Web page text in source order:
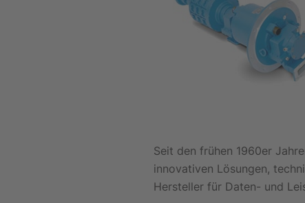
Seit den frühen 1960er
innovativen Lösungen,
Hersteller für Daten- und